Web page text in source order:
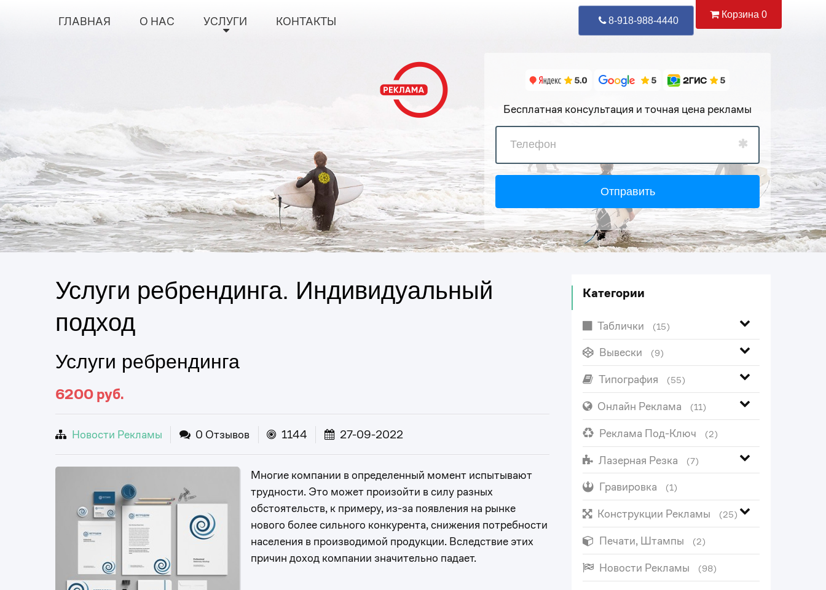
Корзина 0
8-918-988-4440 Уже Позвонили
ГЛАВНАЯ О НАС УСЛУГИ КОНТАКТЫ
Бесплатная консультация и точная цена рекламы
Отправить
Услуги ребрендинга. Индивидуальный
подход
Услуги ребрендинга
6200 руб.
Новости Рекламы 0 Отзывов 1144 27-09-2022
Многие компании в определенный момент испытывают
трудности. Это может произойти в силу разных
обстоятельств, к примеру, из-за появления на рынке
нового более сильного конкурента, снижения потребности
населения в производимой продукции. Вследствие этих
причин доход компании значительно падает.
Категории
Таблички (15)
Вывески (9)
Типография (55)
Онлайн Реклама (11)
Реклама Под-Ключ (2)
Лазерная Резка (7)
Гравировка (1)
Конструкции Рекламы (25)
Печати, Штампы (2)
Новости Рекламы (98)